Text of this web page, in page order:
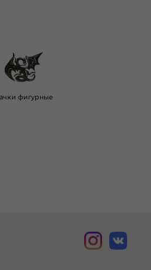
фигурные